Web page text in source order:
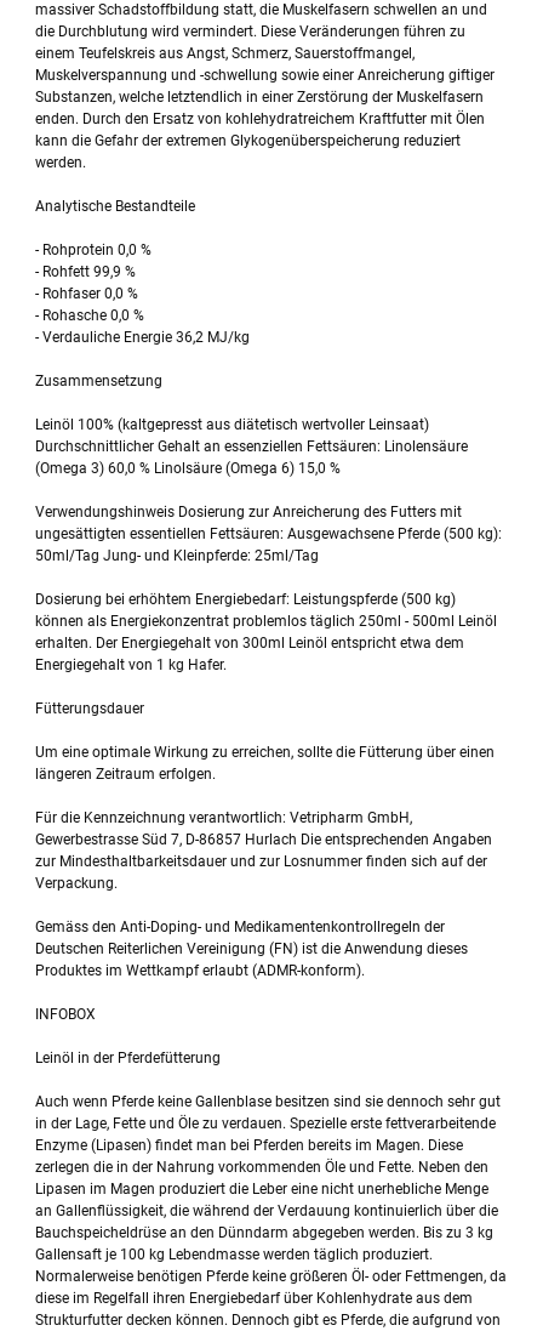
massiver Schadstoffbildung statt, die Muskelfasern schwellen an und
die Durchblutung wird vermindert. Diese Veränderungen führen zu
einem Teufelskreis aus Angst, Schmerz, Sauerstoffmangel,
Muskelverspannung und -schwellung sowie einer Anreicherung giftiger
Substanzen, welche letztendlich in einer Zerstörung der Muskelfasern
enden. Durch den Ersatz von kohlehydratreichem Kraftfutter mit Ölen
kann die Gefahr der extremen Glykogenüberspeicherung reduziert
werden.
Analytische Bestandteile
- Rohprotein 0,0 %
- Rohfett 99,9 %
- Rohfaser 0,0 %
- Rohasche 0,0 %
- Verdauliche Energie 36,2 MJ/kg
Zusammensetzung
Leinöl 100% (kaltgepresst aus diätetisch wertvoller Leinsaat)
Durchschnittlicher Gehalt an essenziellen Fettsäuren: Linolensäure
(Omega 3) 60,0 % Linolsäure (Omega 6) 15,0 %
Verwendungshinweis Dosierung zur Anreicherung des Futters mit
ungesättigten essentiellen Fettsäuren: Ausgewachsene Pferde (500 kg):
50ml/Tag Jung- und Kleinpferde: 25ml/Tag
Dosierung bei erhöhtem Energiebedarf: Leistungspferde (500 kg)
können als Energiekonzentrat problemlos täglich 250ml - 500ml Leinöl
erhalten. Der Energiegehalt von 300ml Leinöl entspricht etwa dem
Energiegehalt von 1 kg Hafer.
Fütterungsdauer
Um eine optimale Wirkung zu erreichen, sollte die Fütterung über einen
längeren Zeitraum erfolgen.
Für die Kennzeichnung verantwortlich: Vetripharm GmbH,
Gewerbestrasse Süd 7, D-86857 Hurlach Die entsprechenden Angaben
zur Mindesthaltbarkeitsdauer und zur Losnummer finden sich auf der
Verpackung.
Gemäss den Anti-Doping- und Medikamentenkontrollregeln der
Deutschen Reiterlichen Vereinigung (FN) ist die Anwendung dieses
Produktes im Wettkampf erlaubt (ADMR-konform).
INFOBOX
Leinöl in der Pferdefütterung
Auch wenn Pferde keine Gallenblase besitzen sind sie dennoch sehr gut
in der Lage, Fette und Öle zu verdauen. Spezielle erste fettverarbeitende
Enzyme (Lipasen) findet man bei Pferden bereits im Magen. Diese
zerlegen die in der Nahrung vorkommenden Öle und Fette. Neben den
Lipasen im Magen produziert die Leber eine nicht unerhebliche Menge
an Gallenflüssigkeit, die während der Verdauung kontinuierlich über die
Bauchspeicheldrüse an den Dünndarm abgegeben werden. Bis zu 3 kg
Gallensaft je 100 kg Lebendmasse werden täglich produziert.
Normalerweise benötigen Pferde keine größeren Öl- oder Fettmengen, da
diese im Regelfall ihren Energiebedarf über Kohlenhydrate aus dem
Strukturfutter decken können. Dennoch gibt es Pferde, die aufgrund von